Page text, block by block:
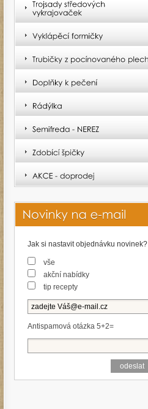
Jak si nastavit objednávku novinek?
vše
akční nabídky
tip recepty
Antispamová otázka 5+2=